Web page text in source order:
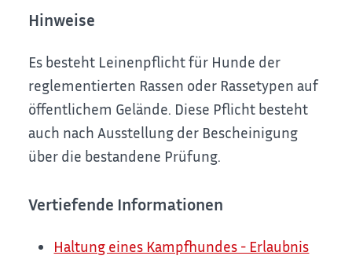
Hinweise
Es besteht Leinenpflicht für Hunde der
reglementierten Rassen oder Rassetypen auf
öffentlichem Gelände. Diese Pflicht besteht
auch nach Ausstellung der Bescheinigung
über die bestandene Prüfung.
Vertiefende Informationen
Haltung eines Kampfhundes - Erlaubnis